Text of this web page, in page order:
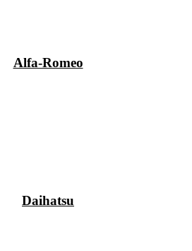
Alfa-Romeo
Daihatsu